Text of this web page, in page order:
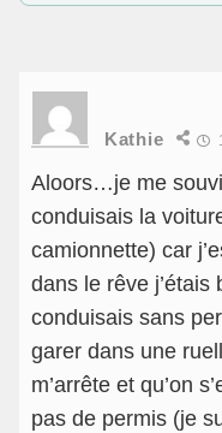
Kathie
Aloors…je me
conduisais la
camionnette) car
dans le rêve
conduisais sans
garer dans une
m’arrête et qu’on
pas de permis (je